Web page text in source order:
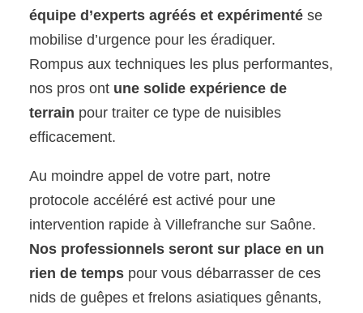
équipe d’experts agréés et expérimenté se
mobilise d’urgence pour les éradiquer.
Rompus aux techniques les plus performantes,
nos pros ont une solide expérience de
terrain pour traiter ce type de nuisibles
efficacement.
Au moindre appel de votre part, notre
protocole accéléré est activé pour une
intervention rapide à Villefranche sur Saône.
Nos professionnels seront sur place en un
rien de temps pour vous débarrasser de ces
nids de guêpes et frelons asiatiques gênants,